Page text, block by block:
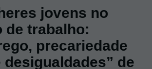
jovens no
de trabalho:
precariedade
desigualdades” de